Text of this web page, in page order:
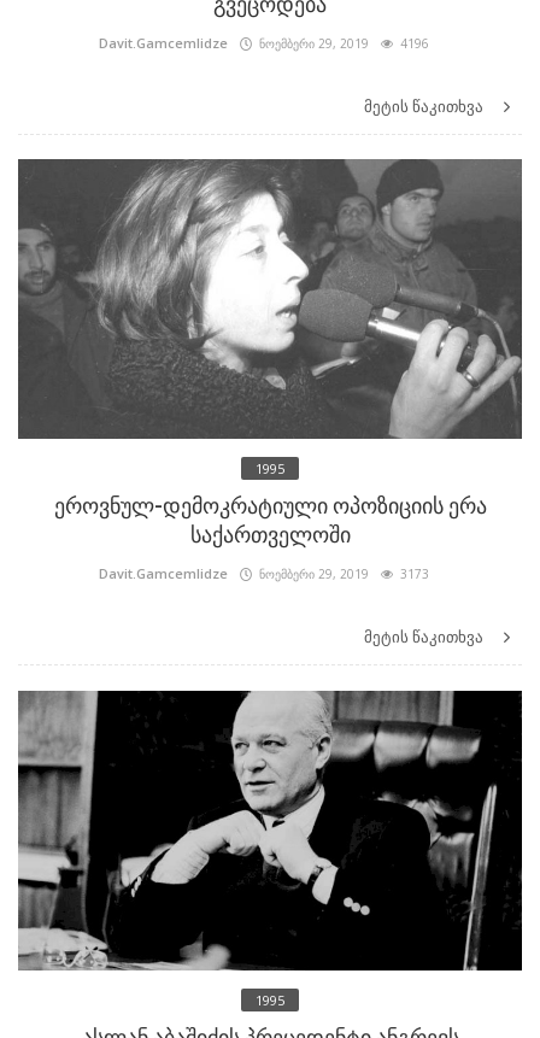
Davit.Gamcemlidze ნოემბერი 29, 2019 4196
მეტის წაკითხვა
1995
ეროვნულ-დემოკრატიული ოპოზიციის ერა
საქართველოში
Davit.Gamcemlidze ნოემბერი 29, 2019 3173
მეტის წაკითხვა
1995